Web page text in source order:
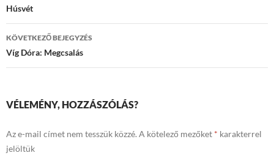
navigációja
Húsvét
KÖVETKEZŐ BEJEGYZÉS
Víg Dóra: Megcsalás
VÉLEMÉNY, HOZZÁSZÓLÁS?
Az e-mail címet nem tesszük közzé. A kötelező mezőket * karakterrel
jelöltük